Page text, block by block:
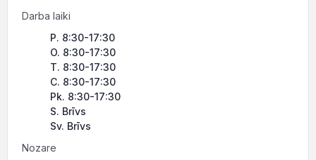
Darba laiki
P. 8:30-17:30
O. 8:30-17:30
T. 8:30-17:30
C. 8:30-17:30
Pk. 8:30-17:30
S. Brīvs
Sv. Brīvs
Nozare